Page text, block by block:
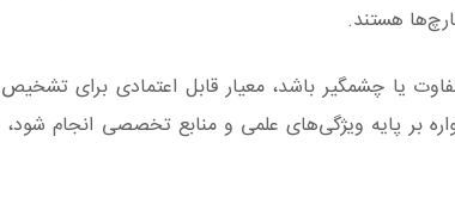
هستند.
یا چشمگیر باشد، معیار قابل اعتمادی برای
بر پایه ویژگی‌های علمی و منابع تخصصی انجام